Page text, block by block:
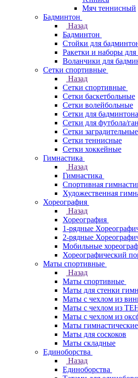
Мяч теннисный
Бадминтон
Назад
Бадминтон
Стойки для
Ракетки и наборы
Воланчики для
Сетки спортивные
Назад
Сетки спортивные
Сетки баскетбольные
Сетки волейбольные
Сетки для бадминтона
Сетки для футбола/
Сетки заградительные
Сетки теннисные
Сетки хоккейные
Гимнастика
Назад
Гимнастика
Спортивная
Художественная
Хореография
Назад
Хореография
1-рядные
2-рядные
Мобильные
Хореографический
Маты спортивные
Назад
Маты спортивные
Маты для стенки
Маты с чехлом из
Маты с чехлом из
Маты с чехлом из
Маты
Маты для соскоков
Маты складные
Единоборства
Назад
Единоборства